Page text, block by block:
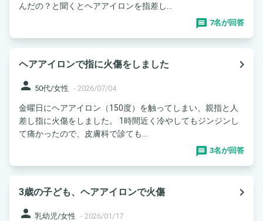
んだの？と聞くとヘアアイロンを指差し...
7名が回答
ヘアアイロンで指に火傷をしました
navigate_next
person 50代/女性 - 2026/07/04
金曜日にヘアアイロン（150度）を触ってしまい、親指と人
差し指に火傷をしました。 1時間近く冷やしてもジンジンし
て痛かったので、皮膚科で診ても...
3名が回答
3歳の子ども、ヘアアイロンで火傷
navigate_next
person 乳幼児/女性 - 2026/01/17